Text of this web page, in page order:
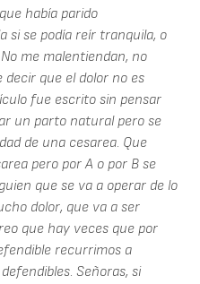
había parido
si se podía reír tranquila, o
me malentiendan, no
que el dolor no es
fue escrito sin pensar
un parto natural pero se
de una cesarea. Que
pero por A o por B se
que se va a operar de lo
dolor, que va a ser
que hay veces que por
recurrimos a
Señoras, si